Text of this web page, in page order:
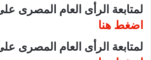
لمتابعة الرأى العام المصرى
اضغط هنا
لمتابعة الرأى العام المصرى